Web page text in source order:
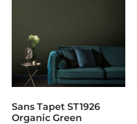
Sans Tapet ST1926
Organic Green